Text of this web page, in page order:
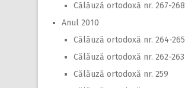
Călăuză ortodoxă nr. 267-268
Anul 2010
Călăuză ortodoxă nr. 264-265
Călăuză ortodoxă nr. 262-263
Călăuză ortodoxă nr. 259